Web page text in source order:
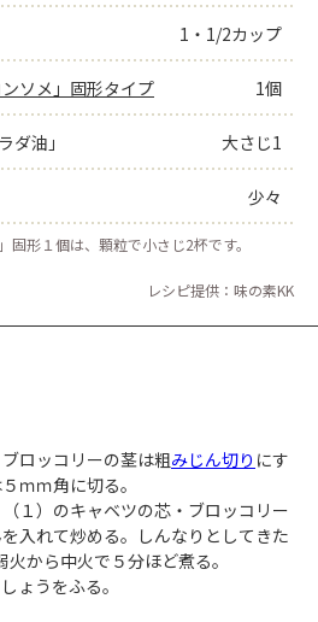
1・1/2カップ
ンソメ」固形タイプ 1個
ダ油」 大さじ1
少々
固形１個は、顆粒で小さじ2杯です。
レシピ提供：味の素KK
ロッコリーの茎は粗みじん切り にす
ｍｍ角に切る。
１）のキャベツの芯・ブロッコリー
入れて炒める。しんなりとしてきた
火から中火で５分ほど煮る。
ょうをふる。